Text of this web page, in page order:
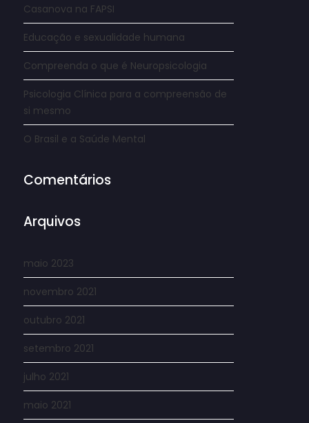
Casanova na FAPSI
Educação e sexualidade humana
Compreenda o que é Neuropsicologia
Psicologia Clínica para a compreensão de
si mesmo
O Brasil e a Saúde Mental
Comentários
Arquivos
maio 2023
novembro 2021
outubro 2021
setembro 2021
julho 2021
maio 2021